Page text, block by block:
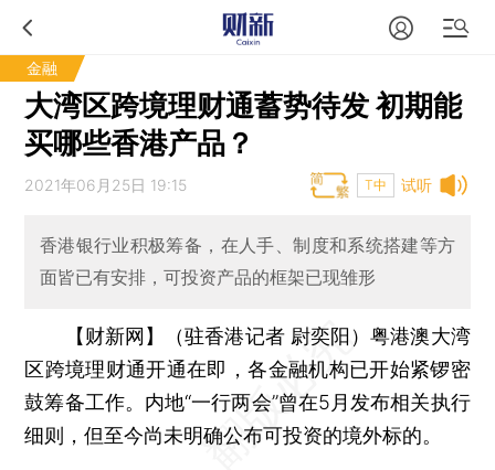
金融
大湾区跨境理财通蓄势待发 初期能
买哪些香港产品？
试听
2021年06月25日 19:15 T中
香港银行业积极筹备，在人手、制度和系统搭建等方
面皆已有安排，可投资产品的框架已现雏形
【财新网】（驻香港记者 尉奕阳）粤港澳大湾
区跨境理财通开通在即，各金融机构已开始紧锣密
鼓筹备工作。内地“一行两会”曾在5月发布相关执行
细则，但至今尚未明确公布可投资的境外标的。